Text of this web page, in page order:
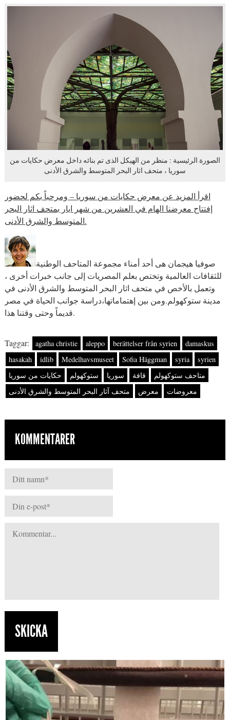
الصورة الرئيسية : منظر من الهيكل الذى تم بنائه داخل معرض حكايات من
سوريا ، متحف اثار البحر المتوسط والشرق الأدنى
اقرأ المزيد عن معرض حكايات من سوريا – ومرحباً بكم لحضور
إفتتاح معرضنا الهام في العشرين من شهر ايار بمتحف اثار البحر
المتوسط والشرق الأدنى.
صوفيا هيجمان هى أحد أمناء مجموعة المتاحف الوطنية
للثقافات العالمية وتختص بعلم المصريات إلى جانب خبرات أخرى ،
وتعمل بالأخص في متحف اثار البحر المتوسط والشرق الأدنى في
مدينة ستوكهولم.ومن بين إهتماماتها،دراسة جوانب الحياة في مصر
قديماً وحتى وقتنا هذا.
Taggar: agatha christie aleppo berättelser från syrien
damaskus
hasakah
idlib Medelhavsmuseet Sofia Häggman syria
syrien
حكايات من سوريا
ستوكهولم سوريا قافة
متاحف ستوكهولم
متحف آثار البحر المتوسط والشرق الأدنى
معرض معروضات
KOMMENTARER